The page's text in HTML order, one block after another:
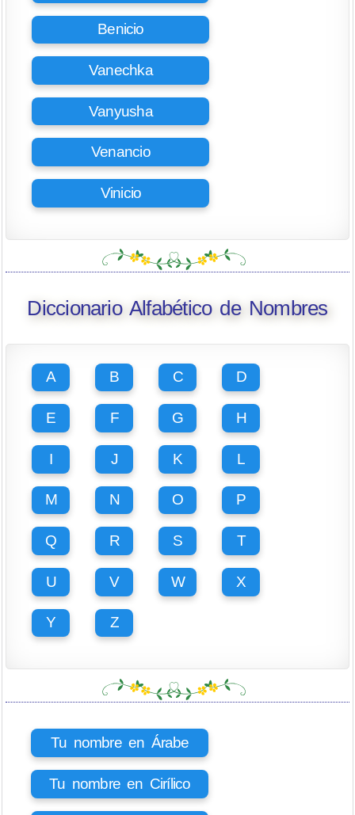
Benicio
Vanechka
Vanyusha
Venancio
Vinicio
Diccionario Alfabético de Nombres
A B C D
E F G H
I J K L
M N O P
Q R S T
U V W X
Y Z
Tu nombre en Árabe
Tu nombre en Cirílico